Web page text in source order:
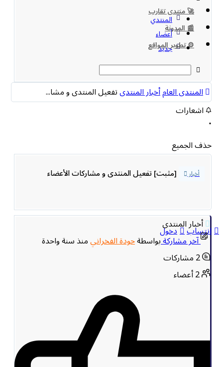
🚀 منتدى تقارب
📰 المدونة
⚙️ تطوير المواقع
انتساب دخول
المنتدي
أعضاء
جديد
المنتدى العامأخبار المنتدىتفعيل المنتدى و مشا...
اشعارات
حذف الجميع
أخبار [مثبت]تفعيل المنتدى و مشاركات الأعضاء
أخبار المنتدى
آخر مشاركةبواسطةحودة الفخرانيمنذ سنة واحدة
2 مشاركات
2 أعضاء